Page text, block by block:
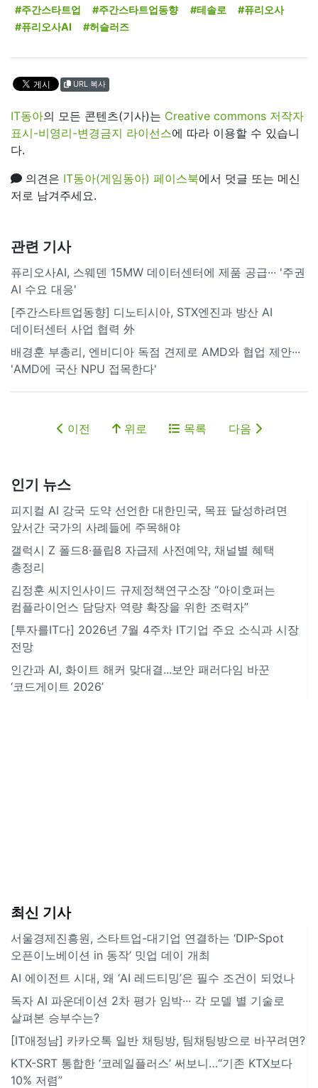
#주간스타트업 #주간스타트업동향 #테솔로
#퓨리오사
#퓨리오사AI
#허슬러즈
URL 복사
IT동아의 모든 콘텐츠(기사)는 Creative commons 저작자
표시-비영리-변경금지 라이선스에 따라 이용할 수 있습니
다.
의견은 IT동아(게임동아) 페이스북에서 덧글 또는 메신
저로 남겨주세요.
관련 기사
퓨리오사AI, 스웨덴 15MW 데이터센터에 제품 공급··· '주권
AI 수요 대응'
[주간스타트업동향] 디노티시아, STX엔진과 방산 AI
데이터센터 사업 협력 外
배경훈 부총리, 엔비디아 독점 견제로 AMD와 협업 제안···
'AMD에 국산 NPU 접목한다'
이전 위로 목록 다음
인기 뉴스
피지컬 AI 강국 도약 선언한 대한민국, 목표 달성하려면
앞서간 국가의 사례들에 주목해야
갤럭시 Z 폴드8·플립8 자급제 사전예약, 채널별 혜택
총정리
김정훈 씨지인사이드 규제정책연구소장 “아이호퍼는
컴플라이언스 담당자 역량 확장을 위한 조력자”
[투자를IT다] 2026년 7월 4주차 IT기업 주요 소식과 시장
전망
인간과 AI, 화이트 해커 맞대결...보안 패러다임 바꾼
‘코드게이트 2026’
최신 기사
서울경제진흥원, 스타트업-대기업 연결하는 ‘DIP-Spot
오픈이노베이션 in 동작’ 밋업 데이 개최
AI 에이전트 시대, 왜 ‘AI 레드티밍’은 필수 조건이 되었나
독자 AI 파운데이션 2차 평가 임박··· 각 모델 별 기술로
살펴본 승부수는?
[IT애정남] 카카오톡 일반 채팅방, 팀채팅방으로 바꾸려면?
KTX-SRT 통합한 ‘코레일플러스’ 써보니…“기존 KTX보다
10% 저렴”